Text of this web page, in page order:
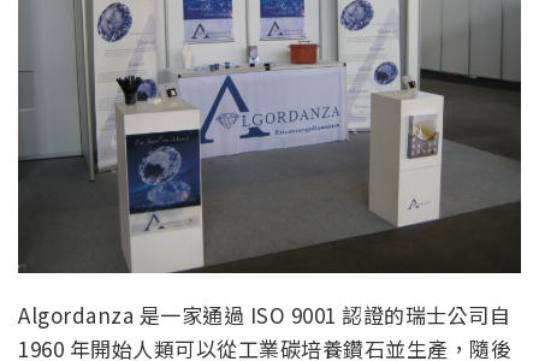
Algordanza 是一家通過 ISO 9001 認證的瑞士公司自
1960 年開始人類可以從工業碳培養鑽石並生產，隨後